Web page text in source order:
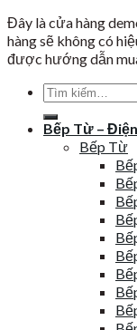
Đây là cửa hàng
hàng sẽ không có
được hướng dẫn
Tìm
kiếm:
Bếp Từ –
Bếp Từ